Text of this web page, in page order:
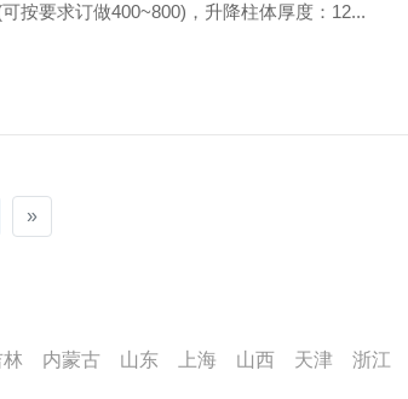
按要求订做400~800)，升降柱体厚度：12...
»
内蒙古 山东 上海 山西 天津 浙江